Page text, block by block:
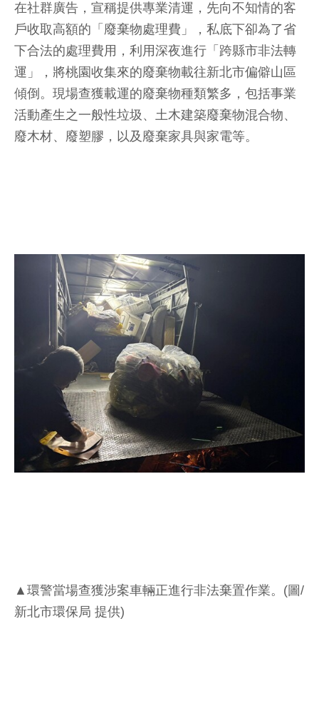
在社群廣告，宣稱提供專業清運，先向不知情的客
戶收取高額的「廢棄物處理費」，私底下卻為了省
下合法的處理費用，利用深夜進行「跨縣市非法轉
運」，將桃園收集來的廢棄物載往新北市偏僻山區
傾倒。現場查獲載運的廢棄物種類繁多，包括事業
活動產生之一般性垃圾、土木建築廢棄物混合物、
廢木材、廢塑膠，以及廢棄家具與家電等。
▲環警當場查獲涉案車輛正進行非法棄置作業。(圖/
新北市環保局 提供)